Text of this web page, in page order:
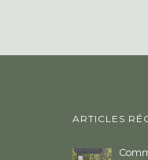
ARTICLES